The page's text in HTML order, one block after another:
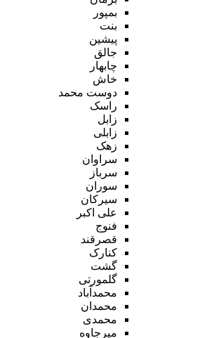
بمپور
بنت
پیشین
جالق
چابهار
خاش
دوست محمد
راسک
زابل
زابلی
زهک
سراوان
سرباز
سوران
سیرکان
علی اکبر
فنوج
قصرقند
کنارک
گشت
گلمورتی
محمدآباد
محمدان
محمدی
میرجاوه